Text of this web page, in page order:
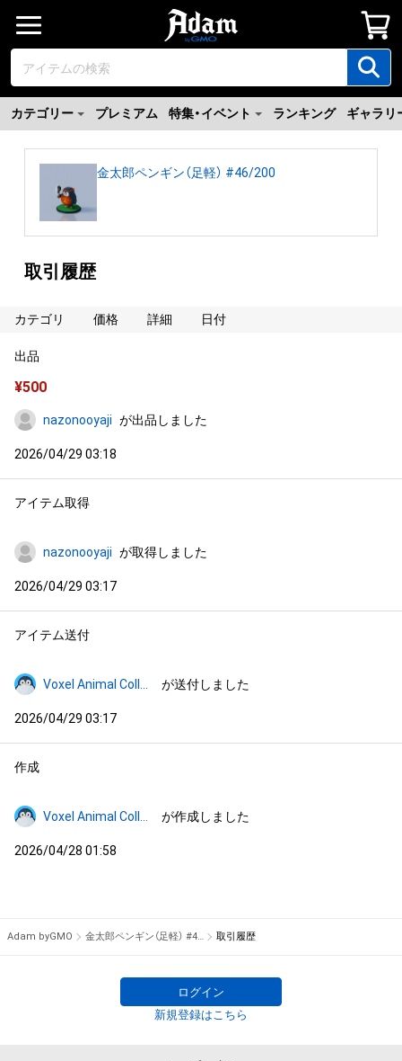
カテゴリー プレミアム 特集・イベント ランキング ギャラリ
金太郎ペンギン（足軽） #46/200
取引履歴
カテゴリ 価格 詳細 日付
出品
¥500
nazonooyaji が出品しました
2026/04/29 03:18
アイテム取得
nazonooyaji が取得しました
2026/04/29 03:17
アイテム送付
が送付しました
2026/04/29 03:17
作成
が作成しました
2026/04/28 01:58
Adam byGMO 金太郎ペンギン（足軽） #46/200 取引履歴
ログイン
新規登録はこちら